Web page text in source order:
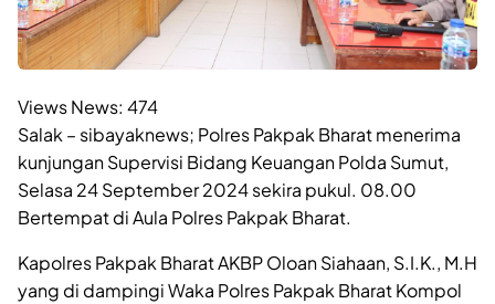
Views News: 474
Salak – sibayaknews; Polres Pakpak Bharat menerima
kunjungan Supervisi Bidang Keuangan Polda Sumut,
Selasa 24 September 2024 sekira pukul. 08.00
Bertempat di Aula Polres Pakpak Bharat.
Kapolres Pakpak Bharat AKBP Oloan Siahaan, S.I.K., M.H
yang di dampingi Waka Polres Pakpak Bharat Kompol